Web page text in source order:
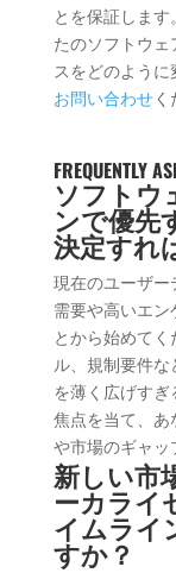
とを保証しま
たのソフトウ
スをどのように
お問い合わせく
FREQUENTLY
ソフトウ
ンで優先
決定すれ
現在のユーザー
需要や高いエン
とから始めて
ル、規制要件
を薄く広げすぎ
焦点を当て、あ
や市場のギャッ
新しい市
ーカライ
イムライ
すか？